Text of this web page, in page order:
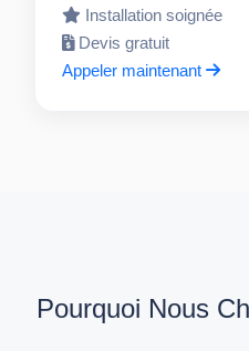
Installation soignée
Devis gratuit
Appeler maintenant
Pourquoi Nous